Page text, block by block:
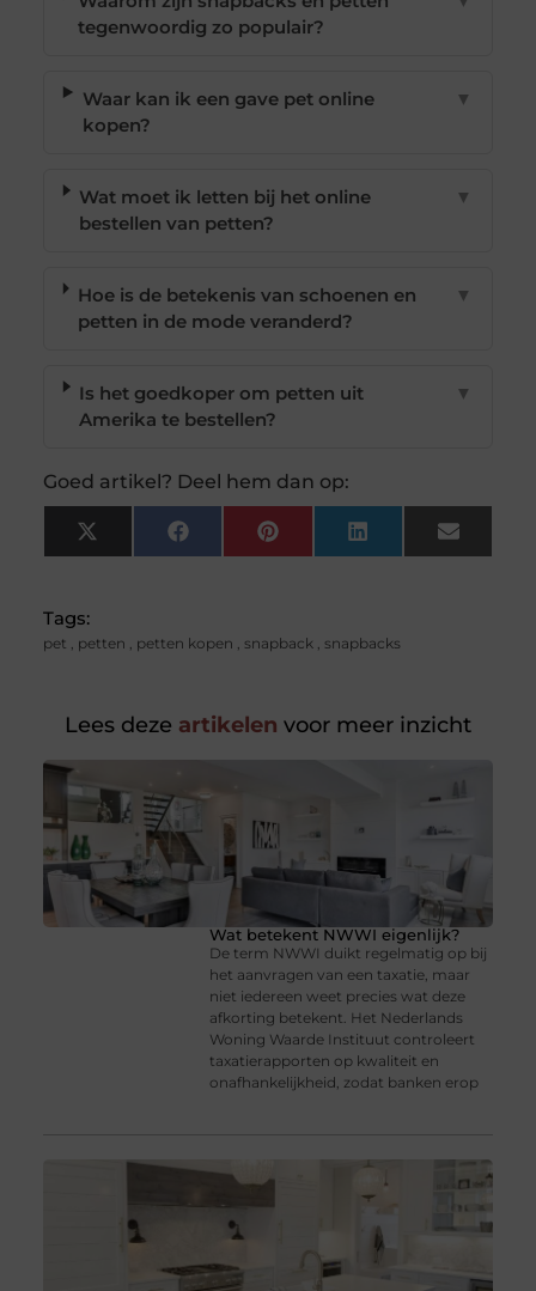
tegenwoordig zo populair?
Waar kan ik een gave pet online
kopen?
▼
Wat moet ik letten bij het online
bestellen van petten?
▼
Hoe is de betekenis van schoenen en
petten in de mode veranderd?
▼
Is het goedkoper om petten uit
Amerika te bestellen?
▼
Goed artikel? Deel hem dan op:
X
(Twitter)
FacebookPinterest LinkedIn Email
Tags:
pet , petten , petten kopen , snapback, snapbacks
Lees deze artikelen voor meer inzicht
Wat betekent NWWI eigenlijk?
De term NWWI duikt regelmatig op bij
het aanvragen van een taxatie, maar
niet iedereen weet precies wat deze
afkorting betekent. Het Nederlands
Woning Waarde Instituut controleert
taxatierapporten op kwaliteit en
onafhankelijkheid, zodat banken erop